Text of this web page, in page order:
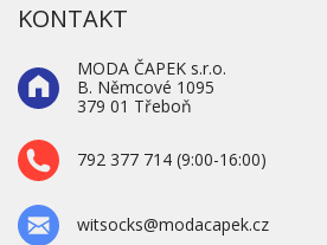
KONTAKT
MODA ČAPEK s.r.o.
B. Němcové 1095
379 01 Třeboň
792 377 714 (9:00-16:00)
witsocks@modacapek.cz